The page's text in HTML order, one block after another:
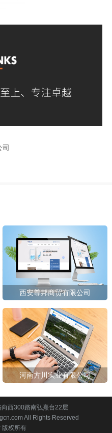
西安尊邦商贸有限公司
河南方川实业有限公司
西300路南弘熹台22层
All Rights Reserved
版权所有